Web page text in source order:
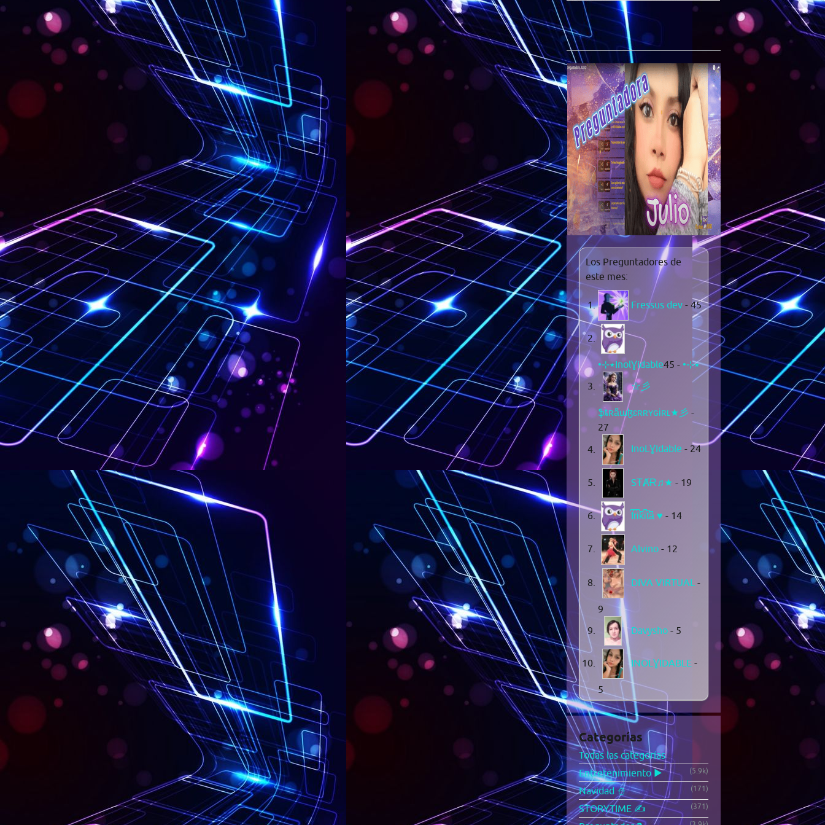
Los Preguntadores de
este mes:
Fressus dev - 45
•⊹٭InolƔidable٭⊹• - 45
☆彡
ֆȶʀǟաɮɛʀʀʏɢɨʀʟ★彡 -
27
InoLƔIdable - 24
SŦȺɌ♫★ - 19
f͆r͆i͆k͆i͆t͆a͆ ♥ - 14
Alvino - 12
DIVA VIRTUAL -
9
Davysho - 5
INOLƔIDABLE -
5
Categorías
Todas las categorías
Entretenimiento ▶️
(5.9k)
Navidad ⛄ (171)
STORYTIME ✍️ (371)